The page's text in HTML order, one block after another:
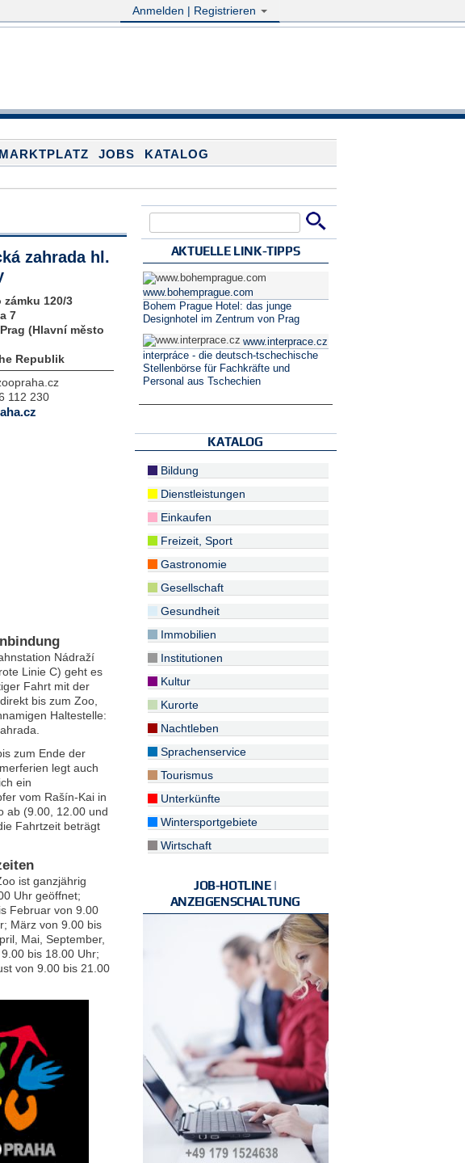
Anmelden | Registrieren
MARKTPLATZ JOBS
KATALOG
zahrada hl.
zámku 120/3
7
(Hlavní město
Republik
112 230
Nádraží
Linie C) geht es
Fahrt mit der
bis zum Zoo,
Haltestelle:
zum Ende der
legt auch
ein
vom Rašín-Kai in
ab (9.00, 12.00 und
Fahrtzeit beträgt
ist ganzjährig
Uhr geöffnet;
Februar von 9.00
März von 9.00 bis
Mai, September,
bis 18.00 Uhr;
von 9.00 bis 21.00
AKTUELLE LINK-TIPPS
www.bohemprague.com
Bohem Prague Hotel: das junge
Designhotel im Zentrum von Prag
www.interprace.cz
interpráce - die deutsch-tschechische
Stellenbörse für Fachkräfte und
Personal aus Tschechien
KATALOG
Bildung
Dienstleistungen
Einkaufen
Freizeit, Sport
Gastronomie
Gesellschaft
Gesundheit
Immobilien
Institutionen
Kultur
Kurorte
Nachtleben
Sprachenservice
Tourismus
Unterkünfte
Wintersportgebiete
Wirtschaft
JOB-HOTLINE |
ANZEIGENSCHALTUNG